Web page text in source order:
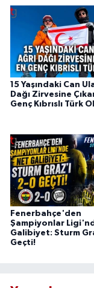
15 Yaşındaki Can
Dağı Zirvesine
Genç Kıbrıslı Türk
Fenerbahçe'den
Şampiyonlar
Galibiyet: Sturm
Geçti!